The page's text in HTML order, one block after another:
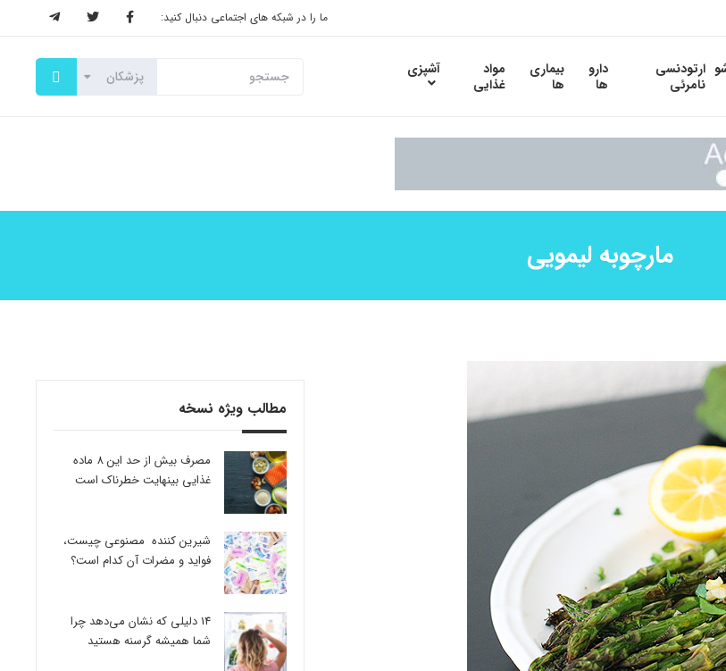
ما را در شبکه های اجتماعی دنبال کنید:
ارتودنسی
نامرئی
دارو
ها
بیماری
ها
مواد
غذایی
آشپزی
مارچوبه لیمویی
مطالب ویژه نسخه
مصرف بیش از حد این 8 ماده
غذایی بینهایت خطرناک است
شیرین کننده مصنوعی چیست،
فواید و مضرات آن کدام است؟
14 دلیلی که نشان می‌دهد چرا
شما همیشه گرسنه هستید